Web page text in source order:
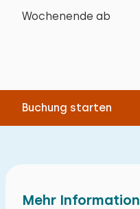
Wochenende ab
Buchung starten
Grill
Mehr Information